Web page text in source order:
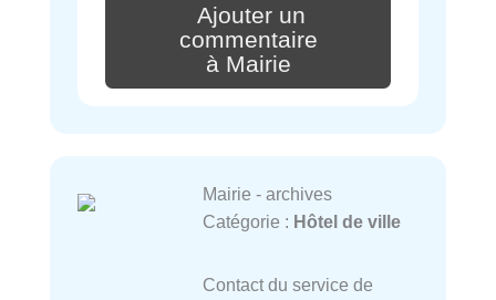
Ajouter un
commentaire
à Mairie
Mairie - archives
Catégorie : Hôtel de ville
Contact du service de